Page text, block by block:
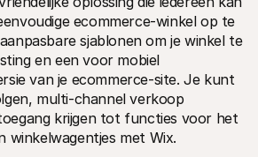
ecommerce-winkel op te
sjablonen om je winkel te
en een voor mobiel
van je ecommerce-site. Je kunt
multi-channel verkoop
krijgen tot functies voor het
winkelwagentjes met Wix.